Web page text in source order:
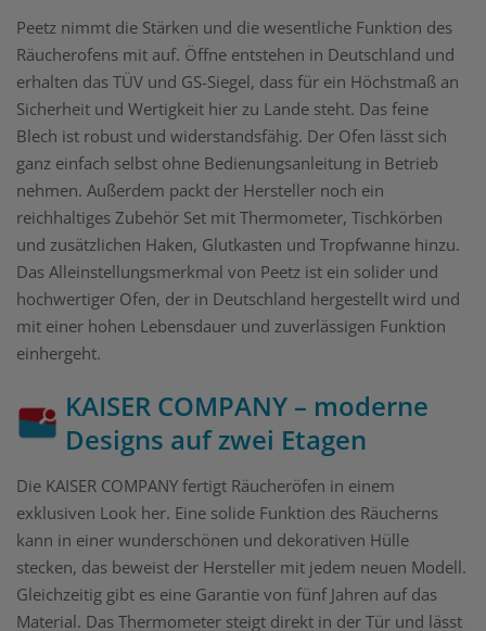
Peetz nimmt die Stärken und die wesentliche Funktion des
Räucherofens mit auf. Öffne entstehen in Deutschland und
erhalten das TÜV und GS-Siegel, dass für ein Höchstmaß an
Sicherheit und Wertigkeit hier zu Lande steht. Das feine
Blech ist robust und widerstandsfähig. Der Ofen lässt sich
ganz einfach selbst ohne Bedienungsanleitung in Betrieb
nehmen. Außerdem packt der Hersteller noch ein
reichhaltiges Zubehör Set mit Thermometer, Tischkörben
und zusätzlichen Haken, Glutkasten und Tropfwanne hinzu.
Das Alleinstellungsmerkmal von Peetz ist ein solider und
hochwertiger Ofen, der in Deutschland hergestellt wird und
mit einer hohen Lebensdauer und zuverlässigen Funktion
einhergeht.
KAISER COMPANY – moderne
Designs auf zwei Etagen
Die KAISER COMPANY fertigt Räucheröfen in einem
exklusiven Look her. Eine solide Funktion des Räucherns
kann in einer wunderschönen und dekorativen Hülle
stecken, das beweist der Hersteller mit jedem neuen Modell.
Gleichzeitig gibt es eine Garantie von fünf Jahren auf das
Material. Das Thermometer steigt direkt in der Tür und lässt